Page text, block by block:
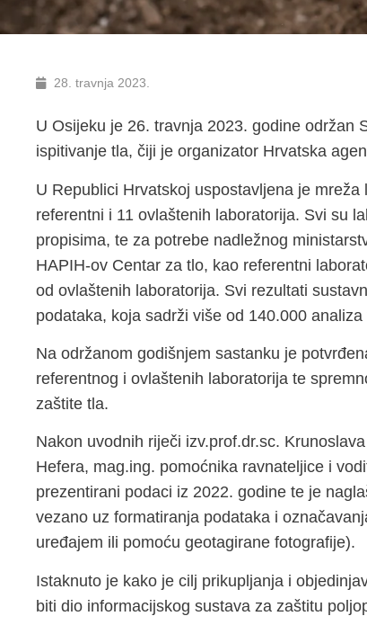
28. travnja 2023.
U Osijeku je 26. travnja 2023. godine održan
ispitivanje tla, čiji je organizator Hrvatska
U Republici Hrvatskoj uspostavljena je
referentni i 11 ovlaštenih laboratorija. Svi su
propisima, te za potrebe nadležnog
HAPIH-ov Centar za tlo, kao referentni
od ovlaštenih laboratorija. Svi rezultati
podataka, koja sadrži više od 140.000 analiza
Na održanom godišnjem sastanku je
referentnog i ovlaštenih laboratorija te
zaštite tla.
Nakon uvodnih riječi izv.prof.dr.sc.
Hefera, mag.ing. pomoćnika ravnateljice i
prezentirani podaci iz 2022. godine te je
vezano uz formatiranja podataka i
uređajem ili pomoću geotagirane fotografije).
Istaknuto je kako je cilj prikupljanja i
biti dio informacijskog sustava za zaštitu